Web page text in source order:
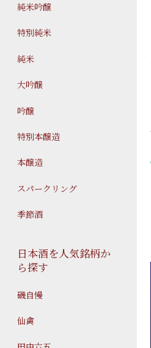
純米吟醸
特別純米
純米
大吟醸
吟醸
特別本醸造
本醸造
スパークリング
季節酒
日本酒を人気銘柄か
ら探す
磯自慢
仙禽